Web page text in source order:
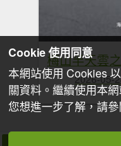
梅山半天雲
2026-05-
Cookie 使用同意
本網站使用 Cookies
關資料。繼續使用本
您想進一步了解，請